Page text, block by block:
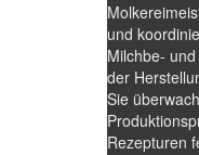
und
Milchbe-
der
Sie
Rezepturen